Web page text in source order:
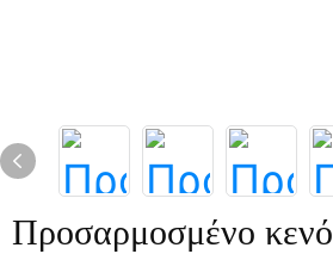
Προσαρμοσμένο κενό